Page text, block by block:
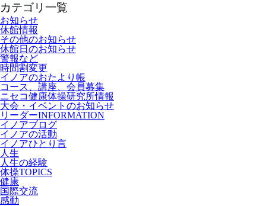
カテゴリ一覧
お知らせ
休館情報
その他のお知らせ
休館日のお知らせ
警報など
時間割変更
イノアのおたより帳
コース、講座、会員募集
ニセコ健康体操研究所情報
大会・イベントのお知らせ
リーダーINFORMATION
イノアブログ
イノアの活動
イノアひとり言
人生
人生の経験
体操TOPICS
健康
国際交流
感動